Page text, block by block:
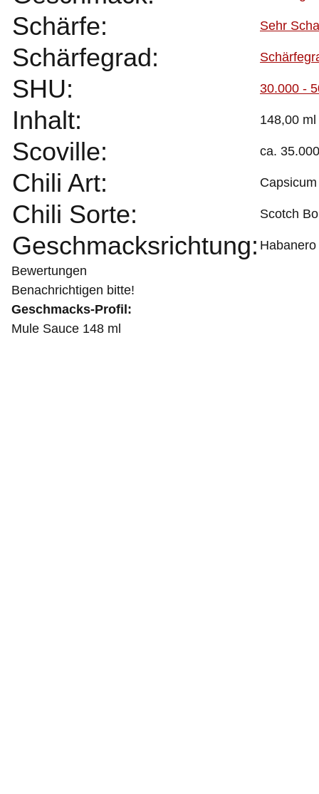
Schärfe: Sehr
Schärfegrad:
SHU: 30.000 -
Inhalt: 148,00 ml
Scoville: ca. 35.000
Chili Art:
Chili Sorte: Scotch
Geschmacksrichtung: Habanero
Bewertungen
Benachrichtigen bitte!
Geschmacks-Profil:
Mule Sauce 148 ml